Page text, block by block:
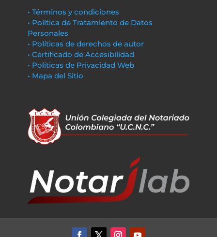
• Términos y condiciones
• Política de Tratamiento de Datos
Personales
• Políticas de derechos de autor
• Certificado de Accesibilidad
• Políticas de Privacidad Web
• Mapa del Sitio